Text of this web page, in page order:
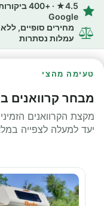
4.5★ · +400
Google
מחירים סופיים, ללא
עמלות נסתרות
טעימה מהצי
מבחר קרוואנים
מקצת הקרוואנים
יעד למעלה לצפייה